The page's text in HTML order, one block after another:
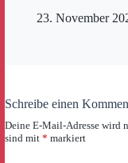
23. November
Schreibe einen
Deine E-Mail-Adresse wird
sind mit * markiert